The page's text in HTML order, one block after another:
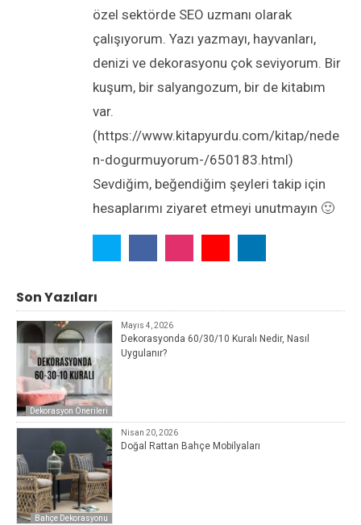
özel sektörde SEO uzmanı olarak
çalışıyorum. Yazı yazmayı, hayvanları,
denizi ve dekorasyonu çok seviyorum. Bir
kuşum, bir salyangozum, bir de kitabım
var.
(https://www.kitapyurdu.com/kitap/nede
n-dogurmuyorum-/650183.html)
Sevdiğim, beğendiğim şeyleri takip için
hesaplarımı ziyaret etmeyi unutmayın 🙂
Son Yazıları
Dekorasyon Önerileri
Mayıs 4, 2026
Dekorasyonda 60/30/10 Kuralı Nedir, Nasıl
Uygulanır?
Bahçe Dekorasyonu
Nisan 20, 2026
Doğal Rattan Bahçe Mobilyaları